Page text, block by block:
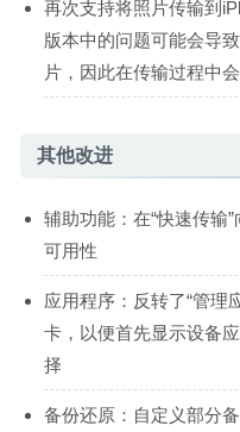
再次支持将照片传输到
版本中的问题可能会导
片，因此在传输过程中
其他改进
辅助功能：在“快速传输
可用性
应用程序：反转了“管理
卡，以便首先显示设备
择
备份还原：自定义部分